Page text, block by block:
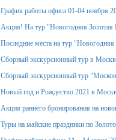
График работы офиса 01-04 ноября
Акция! На тур "Новогодняя Золотая
Последние места на тур
Сборный экскурсионный тур в
Сборный экскурсионный тур
Новый год и Рождество 2021 в
Акция раннего бронирования на
Туры на майские праздники по